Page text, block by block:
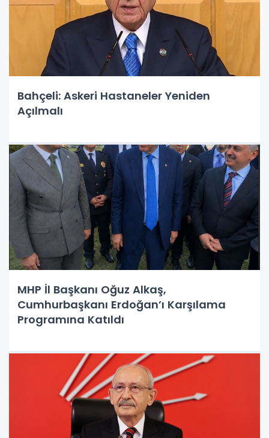
Bahçeli: Askeri Hastaneler Yeniden
Açılmalı
MHP İl Başkanı Oğuz Alkaş,
Cumhurbaşkanı Erdoğan’ı Karşılama
Programına Katıldı